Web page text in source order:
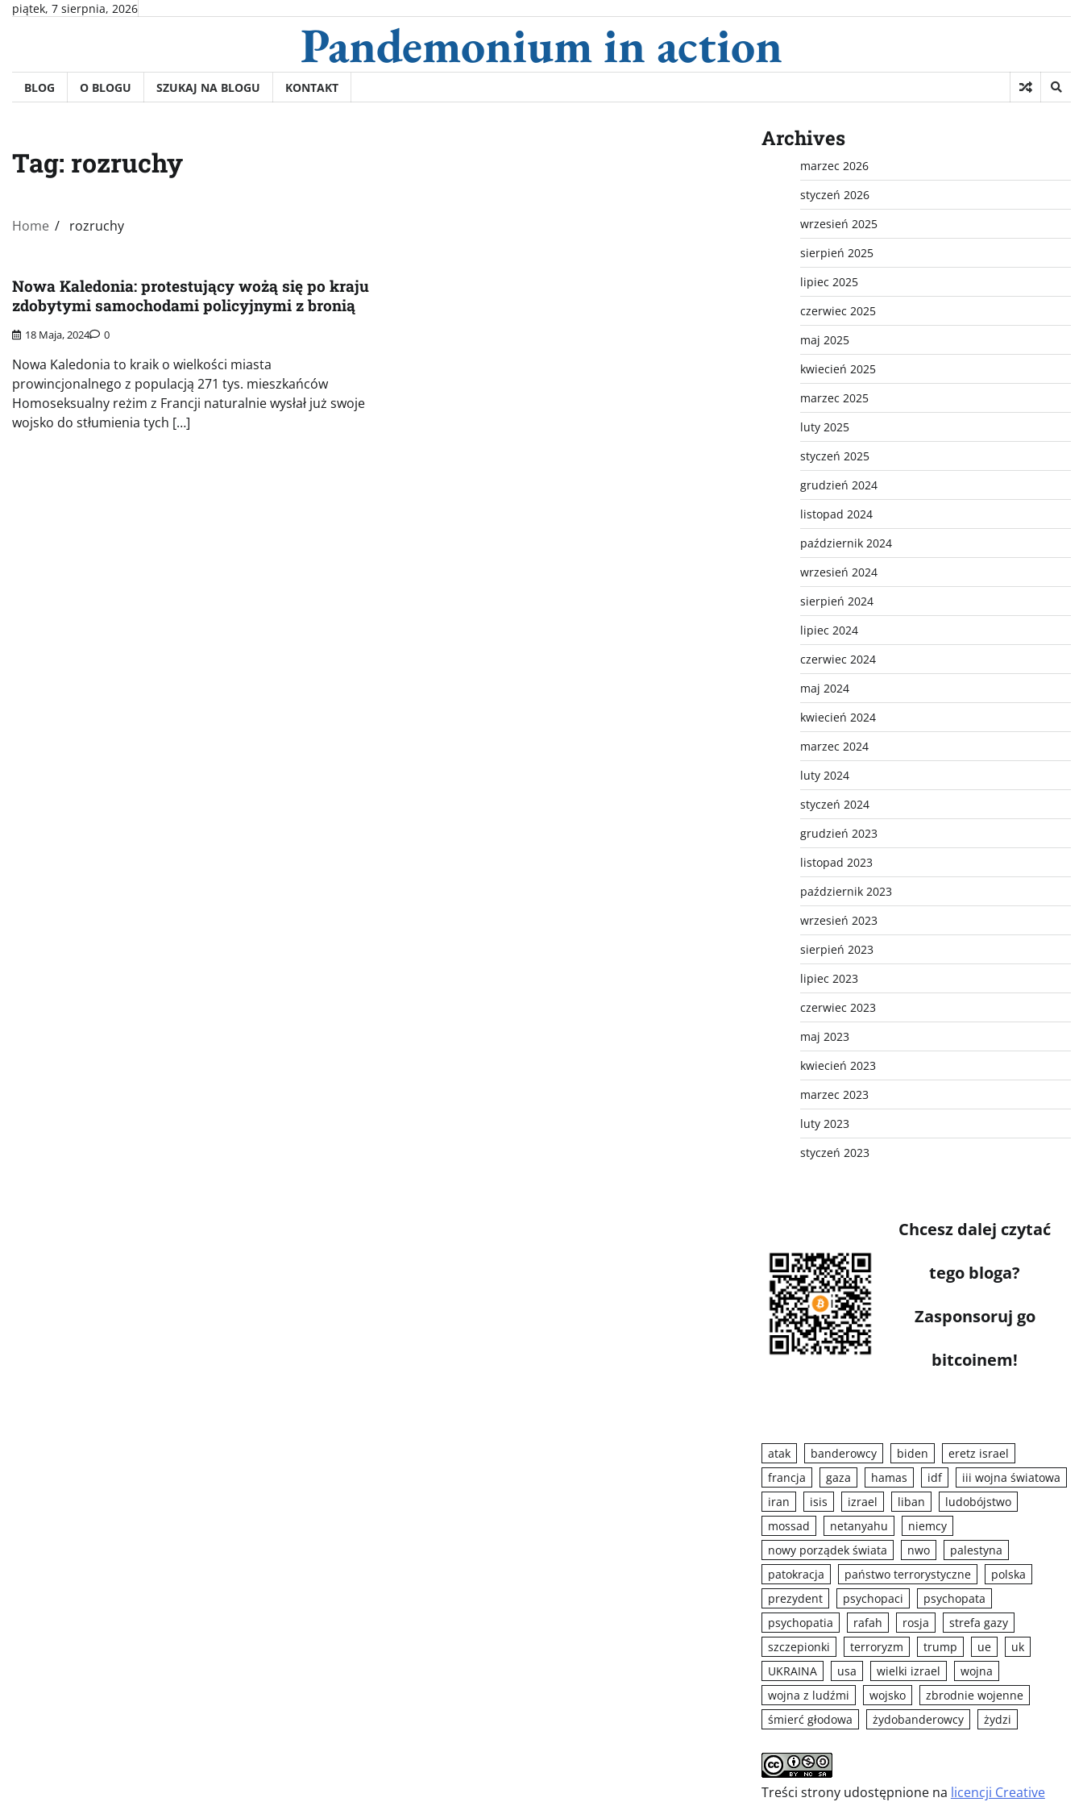
Skippiątek, 7 sierpnia, 2026
Pandemonium in action
BLOG O BLOGU SZUKAJ NA BLOGU KONTAKT
Tag: rozruchy
Home rozruchy
Nowa Kaledonia: protestujący wożą się po kraju
zdobytymi samochodami policyjnymi z bronią
18 Maja, 2024 0
Nowa Kaledonia to kraik o wielkości miasta
prowincjonalnego z populacją 271 tys. mieszkańców
Homoseksualny reżim z Francji naturalnie wysłał już swoje
wojsko do stłumienia tych […]
Archives
marzec 2026
styczeń 2026
wrzesień 2025
sierpień 2025
lipiec 2025
czerwiec 2025
maj 2025
kwiecień 2025
marzec 2025
luty 2025
styczeń 2025
grudzień 2024
listopad 2024
październik 2024
wrzesień 2024
sierpień 2024
lipiec 2024
czerwiec 2024
maj 2024
kwiecień 2024
marzec 2024
luty 2024
styczeń 2024
grudzień 2023
listopad 2023
październik 2023
wrzesień 2023
sierpień 2023
lipiec 2023
czerwiec 2023
maj 2023
kwiecień 2023
marzec 2023
luty 2023
styczeń 2023
Chcesz dalej czytać
tego bloga?
Zasponsoruj go
bitcoinem!
atak banderowcy biden
eretz israel
francja
gaza hamas idf
iii wojna światowa
iran
isis izrael liban
ludobójstwo
mossad
netanyahu
niemcy
nowy porządek świata
nwo
palestyna
patokracja
państwo terrorystyczne
polska
prezydent
psychopaci
psychopata
psychopatia
rafah rosja
strefa gazy
szczepionki
terroryzm trump ue
uk
UKRAINA
usa wielki izrael
wojna
wojna z ludźmi
wojsko
zbrodnie wojenne
śmierć głodowa
żydobanderowcy żydzi
Treści strony udostępnione na licencji Creative